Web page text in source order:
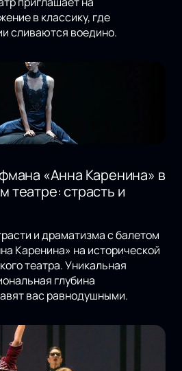
в классику, где
сливаются воедино.
«Анна Каренина» в
театре: страсть и
и драматизма с балетом
Каренина» на исторической
театра. Уникальная
глубина
вас равнодушными.